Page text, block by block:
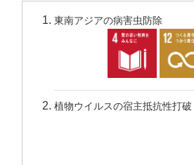
東南アジアの病害虫防除
植物ウイルスの宿主抵抗性打破